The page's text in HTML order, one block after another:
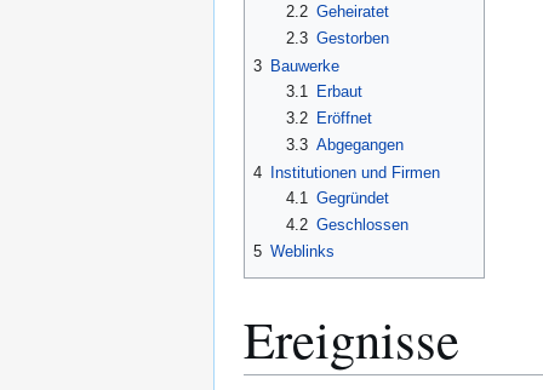
2.2 Geheiratet
2.3 Gestorben
3 Bauwerke
3.1
Erbaut
3.2
Eröffnet
3.3 Abgegangen
4 Institutionen und Firmen
4.1 Gegründet
4.2 Geschlossen
5 Weblinks
Ereignisse